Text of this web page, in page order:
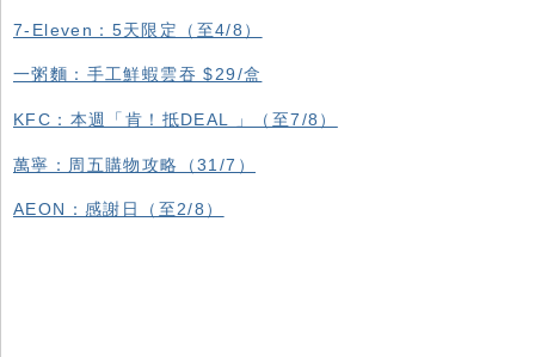
7-Eleven：5天限定（至4/8）
一粥麵：手工鮮蝦雲吞 $29/盒
KFC ：本週「肯！抵DEAL 」（至7/8）
萬寧：周五購物攻略（31/7）
AEON：感謝日（至2/8）